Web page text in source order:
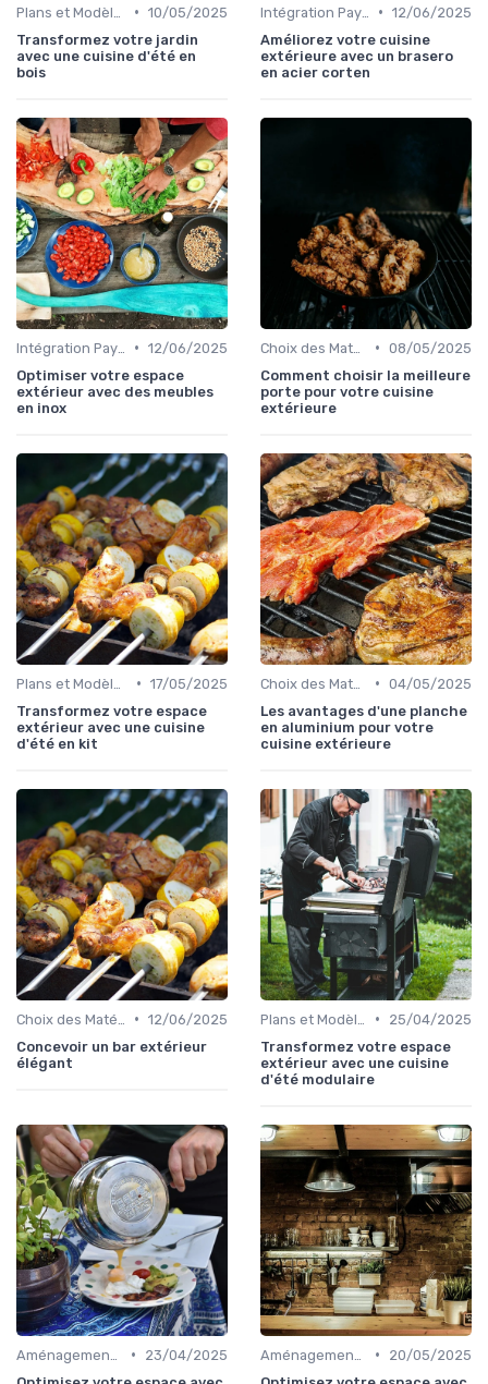
• 10/05/2025
Transformez votre jardin
avec une cuisine d'été en
bois
• 12/06/2025
Améliorez votre cuisine
extérieure avec un brasero
en acier corten
• 12/06/2025
Optimiser votre espace
extérieur avec des meubles
en inox
• 08/05/2025
Comment choisir la meilleure
porte pour votre cuisine
extérieure
• 17/05/2025
Transformez votre espace
extérieur avec une cuisine
d'été en kit
• 04/05/2025
Les avantages d'une planche
en aluminium pour votre
cuisine extérieure
• 12/06/2025
Concevoir un bar extérieur
élégant
•
25/04/2025
Transformez votre espace
extérieur avec une cuisine
d'été modulaire
•
23/04/2025
•
20/05/2025